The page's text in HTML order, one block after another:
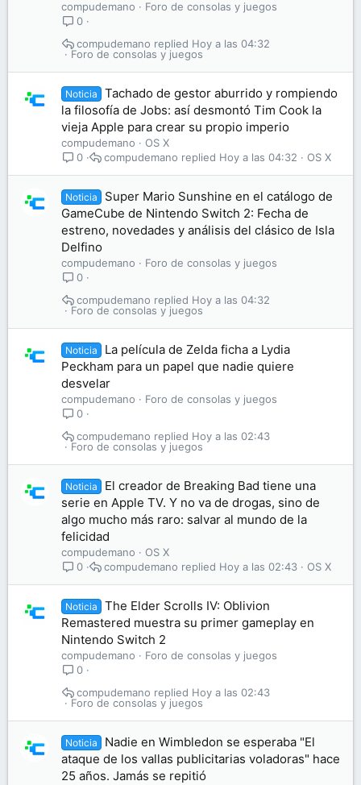
compudemano
Foro de consolas y juegos
0
Foro de consolas y juegos
Hoy a las 04:32
compudemano
Noticia
Tachado de gestor aburrido y rompiendo
la filosofía de Jobs: así desmontó Tim Cook la
vieja Apple para crear su propio imperio
compudemano
OS X
0
OS X
Hoy a las 04:32
compudemano
Noticia
Super Mario Sunshine en el catálogo de
GameCube de Nintendo Switch 2: Fecha de
estreno, novedades y análisis del clásico de Isla
Delfino
compudemano
Foro de consolas y juegos
0
Foro de consolas y juegos
Hoy a las 04:32
compudemano
Noticia
La película de Zelda ficha a Lydia
Peckham para un papel que nadie quiere
desvelar
compudemano
Foro de consolas y juegos
0
Foro de consolas y juegos
Hoy a las 02:43
compudemano
Noticia
El creador de Breaking Bad tiene una
serie en Apple TV. Y no va de drogas, sino de
algo mucho más raro: salvar al mundo de la
felicidad
compudemano
OS X
0
OS X
Hoy a las 02:43
compudemano
Noticia
The Elder Scrolls IV: Oblivion
Remastered muestra su primer gameplay en
Nintendo Switch 2
compudemano
Foro de consolas y juegos
0
Foro de consolas y juegos
Hoy a las 02:43
compudemano
Noticia
Nadie en Wimbledon se esperaba "El
ataque de los vallas publicitarias voladoras" hace
25 años. Jamás se repitió